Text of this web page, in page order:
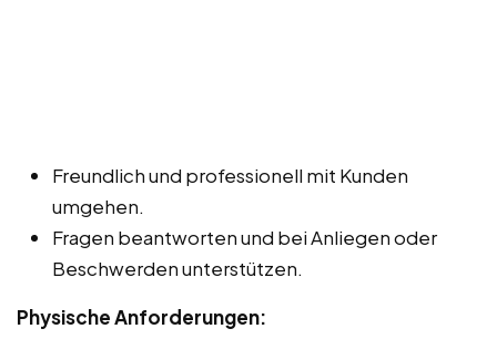
Freundlich und professionell mit Kunden
umgehen.
Fragen beantworten und bei Anliegen oder
Beschwerden unterstützen.
Physische Anforderungen: